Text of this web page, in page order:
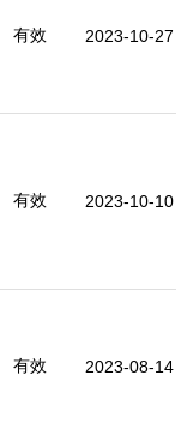
有效 2023-10-27
有效 2023-10-10
有效 2023-08-14